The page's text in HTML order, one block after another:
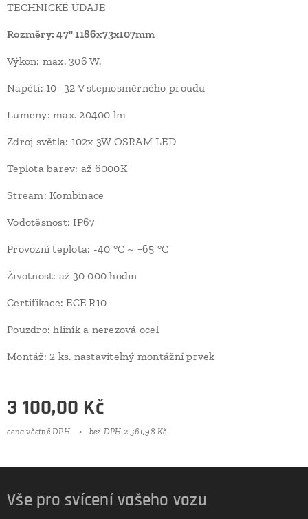
TECHNICKÉ ÚDAJE
Rozměry: 47" 1186x73x107mm
Výkon: max. 306 W.
Napětí: 10–32 V stejnosměrného proudu
Lumeny: max. 20400 lm
Zdroj světla: 102x 3W OSRAM LED
Teplota barev: až 6000K
Stream: Kombinace
Vodotěsnost: IP67
Provozní teplota: -40 °C ~ +65 °C
Životnost: až 30 000 hodin
Certifikace: ECE R10
Pouzdro: hliník a nerezová ocel
Montáž: 2 ks. nastavitelný montážní prvek
3 100,00 Kč
cena včetně DPH bez DPH 2 561,98 Kč
Vše pro svícení vašeho vozu